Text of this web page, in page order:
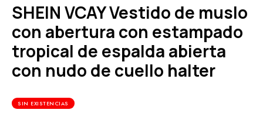
SHEIN VCAY Vestido de muslo
con abertura con estampado
tropical de espalda abierta
con nudo de cuello halter
SIN EXISTENCIAS